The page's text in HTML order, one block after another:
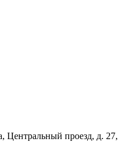
Центральный проезд, д. 27,